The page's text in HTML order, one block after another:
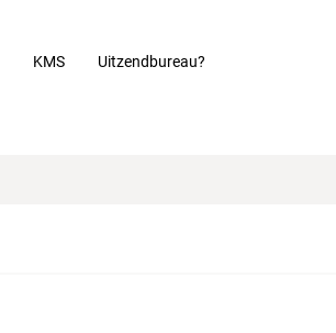
KMS Uitzendbureau?